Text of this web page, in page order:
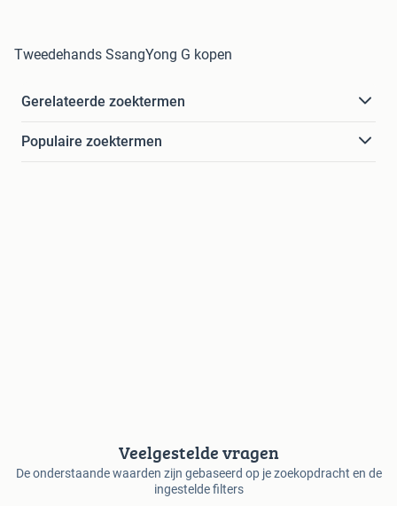
Tweedehands SsangYong G kopen
Gerelateerde zoektermen
Populaire zoektermen
Veelgestelde vragen
De onderstaande waarden zijn gebaseerd op je zoekopdracht en de
ingestelde filters